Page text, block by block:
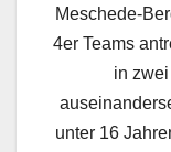
Meschede-
4er Teams
in
unter 16